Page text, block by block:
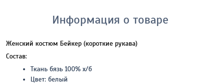
Информация о товаре
Женский костюм Бейкер (короткие рукава)
Состав:
Ткань бязь 100% х/б
Цвет: белый